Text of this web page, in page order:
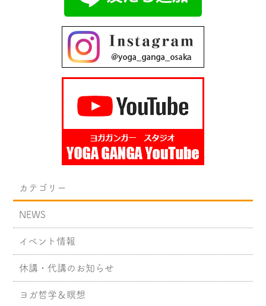
カテゴリー
NEWS
イベント情報
休講・代講のお知らせ
ヨガ哲学＆瞑想